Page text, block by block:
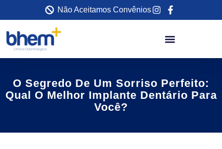
Não Aceitamos Convênios
O Segredo De Um Sorriso Perfeito:
Qual O Melhor Implante Dentário Para
Você?